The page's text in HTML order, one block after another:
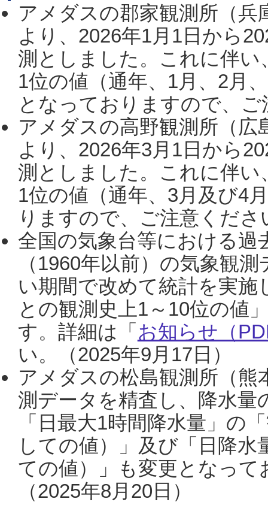
アメダスの郡家観測所（
より、2026年1月1日から
測としました。これに伴い
1位の値（通年、1月、2月
となっておりますので、
アメダスの高野観測所（
より、2026年3月1日から
測としました。これに伴い
1位の値（通年、3月及び4
りますので、ご注意くだ
全国の気象台等における過
（1960年以前）の気象観
い期間で改めて統計を実
との観測史上1～10位の値
す。詳細は「 お知らせ（
い。（2025年9月17日）
アメダスの松島観測所（熊
測データを精査し、降水
「日最大1時間降水量」の
しての値）」及び「日降
ての値）」も変更となっ
（2025年8月20日）